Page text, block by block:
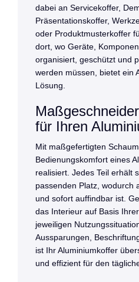
dabei an Servicekoffer,
Präsentationskoffer,
oder Produktmusterkoffer
dort, wo Geräte,
organisiert, geschützt und
werden müssen, bietet ein
Lösung.
für Ihren
Mit maßgefertigten
Bedienungskomfort eines
realisiert. Jedes Teil erhält
passenden Platz, wodurch
und sofort auffindbar ist.
das Interieur auf Basis
jeweiligen
Aussparungen,
ist Ihr Aluminiumkoffer
und effizient für den